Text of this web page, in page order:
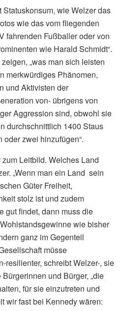
wie Welzer das
wie das vom fliegenden
fahrenden Fußballer oder von
wie Harald Schmidt“.
„was man sich leisten
merkwürdiges Phänomen,
und Aktivisten der
von- übrigens von
Aggression sind, obwohl sie
durchschnittlich 1400 Staus
zwei hinzufügen“.
Leitbild. Welches Land
„Wenn man ein Land sein
Güter Freiheit,
stolz ist und zudem
gut findet, dann muss die
wie bisher
ganz im Gegenteil
müsse
resilienter, schreibt Welzer-, sie
und Bürger, „die
für sie einzutreten und
wir fast bei Kennedy wären: